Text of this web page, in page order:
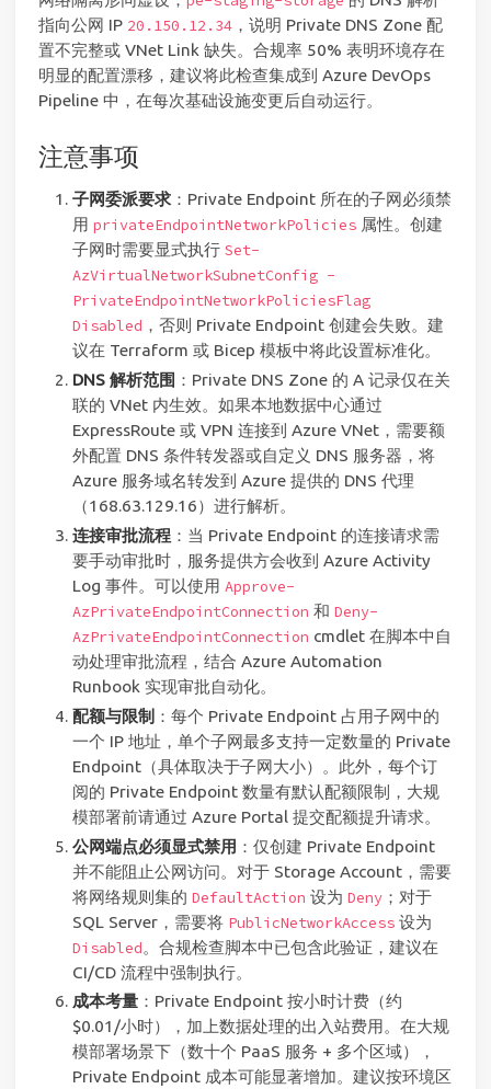
指向公网 IP 20.150.12.34 ，说明 Private DNS Zone 配
置不完整或 VNet Link 缺失。合规率 50% 表明环境存在
明显的配置漂移，建议将此检查集成到 Azure DevOps
Pipeline 中，在每次基础设施变更后自动运行。
注意事项
子网委派要求：Private Endpoint 所在的子网必须禁
用 privateEndpointNetworkPolicies属性。创建
子网时需要显式执行 Set-
AzVirtualNetworkSubnetConfig -
PrivateEndpointNetworkPoliciesFlag
Disabled ，否则 Private Endpoint 创建会失败。建
议在 Terraform 或 Bicep 模板中将此设置标准化。
DNS 解析范围 ：Private DNS Zone 的 A 记录仅在关
联的 VNet 内生效。如果本地数据中心通过
ExpressRoute 或 VPN 连接到 Azure VNet，需要额
外配置 DNS 条件转发器或自定义 DNS 服务器，将
Azure 服务域名转发到 Azure 提供的 DNS 代理
（168.63.129.16）进行解析。
连接审批流程：当 Private Endpoint 的连接请求需
要手动审批时，服务提供方会收到 Azure Activity
Log 事件。可以使用 Approve-
AzPrivateEndpointConnection 和 Deny-
AzPrivateEndpointConnection cmdlet 在脚本中自
动处理审批流程，结合 Azure Automation
Runbook 实现审批自动化。
配额与限制 ：每个 Private Endpoint 占用子网中的
一个 IP 地址，单个子网最多支持一定数量的 Private
Endpoint（具体取决于子网大小）。此外，每个订
阅的 Private Endpoint 数量有默认配额限制，大规
模部署前请通过 Azure Portal 提交配额提升请求。
公网端点必须显式禁用 ：仅创建 Private Endpoint
并不能阻止公网访问。对于 Storage Account，需要
将网络规则集的 DefaultAction 设为 Deny；对于
SQL Server，需要将 PublicNetworkAccess设为
Disabled。合规检查脚本中已包含此验证，建议在
CI/CD 流程中强制执行。
成本考量：Private Endpoint 按小时计费（约
$0.01/小时），加上数据处理的出入站费用。在大规
模部署场景下（数十个 PaaS 服务 + 多个区域），
Private Endpoint 成本可能显著增加。建议按环境区